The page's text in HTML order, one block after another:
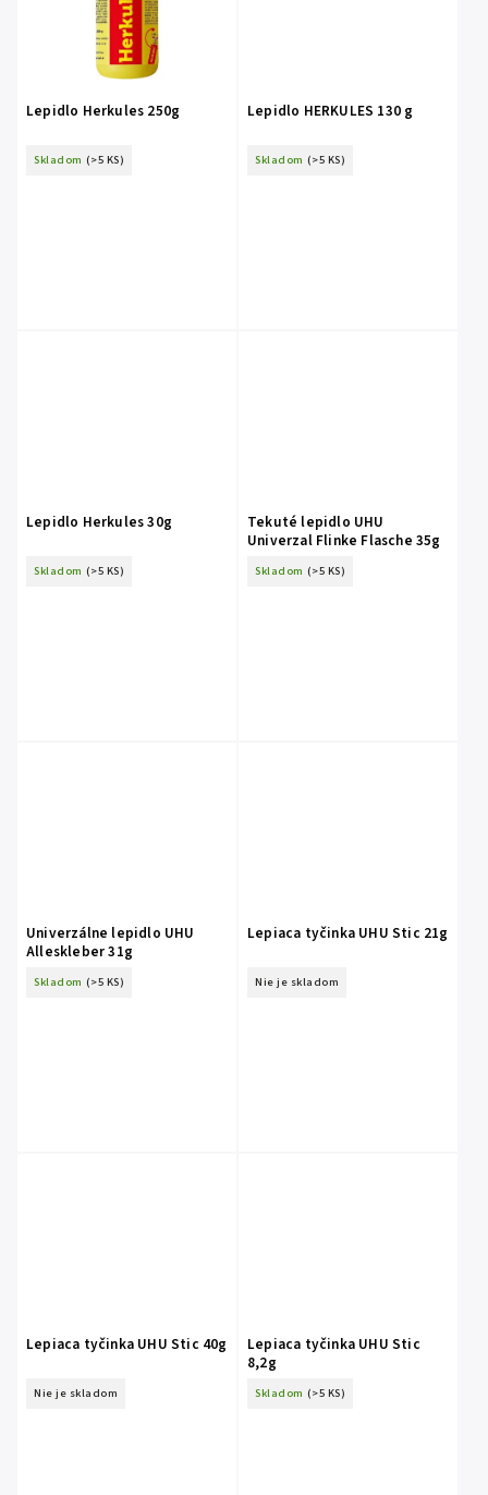
Lepidlo Herkules 250g
Skladom (>5 KS)
Lepidlo HERKULES 130 g
Skladom (>5 KS)
Lepidlo Herkules 30g
Skladom (>5 KS)
Tekuté lepidlo UHU
Univerzal Flinke Flasche 35g
Skladom (>5 KS)
Univerzálne lepidlo UHU
Alleskleber 31g
Skladom (>5 KS)
Lepiaca tyčinka UHU Stic 21g
Nie je skladom
Lepiaca tyčinka UHU Stic 40g
Nie je skladom
Lepiaca tyčinka UHU Stic
8,2g
Skladom (>5 KS)